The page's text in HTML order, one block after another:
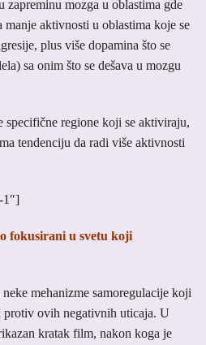
mozga u oblastima gde
aktivnosti u oblastima koje se
plus više dopamina što se
sa onim što se dešava u mozgu
specifične regione koji se aktiviraju,
tendenciju da radi više aktivnosti
1″]
fokusirani u svetu koji
mehanizme samoregulacije koji
ovih negativnih uticaja. U
kratak film, nakon koga je